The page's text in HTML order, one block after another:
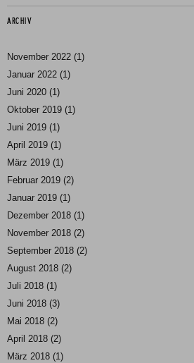
ARCHIV
November 2022 (1)
Januar 2022 (1)
Juni 2020 (1)
Oktober 2019 (1)
Juni 2019 (1)
April 2019 (1)
März 2019 (1)
Februar 2019 (2)
Januar 2019 (1)
Dezember 2018 (1)
November 2018 (2)
September 2018 (2)
August 2018 (2)
Juli 2018 (1)
Juni 2018 (3)
Mai 2018 (2)
April 2018 (2)
März 2018 (1)